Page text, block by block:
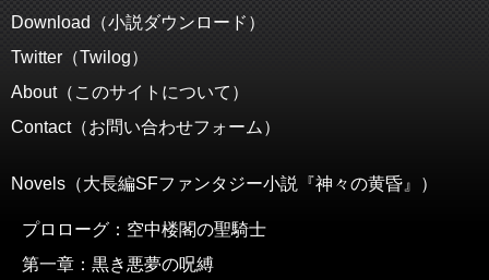
Download（小説ダウンロード）
Twitter（Twilog）
About（このサイトについて）
Contact（お問い合わせフォーム）
Novels（大長編SFファンタジー小説『神々の黄昏』）
プロローグ：空中楼閣の聖騎士
第一章：黒き悪夢の呪縛